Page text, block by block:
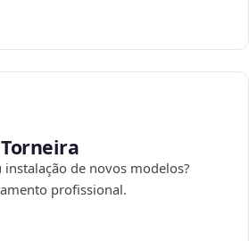
de novos modelos?
profissional.